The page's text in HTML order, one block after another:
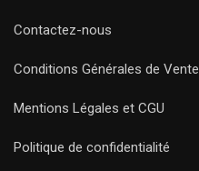
Contactez-nous
Conditions Générales de Vente
Mentions Légales et CGU
Politique de confidentialité